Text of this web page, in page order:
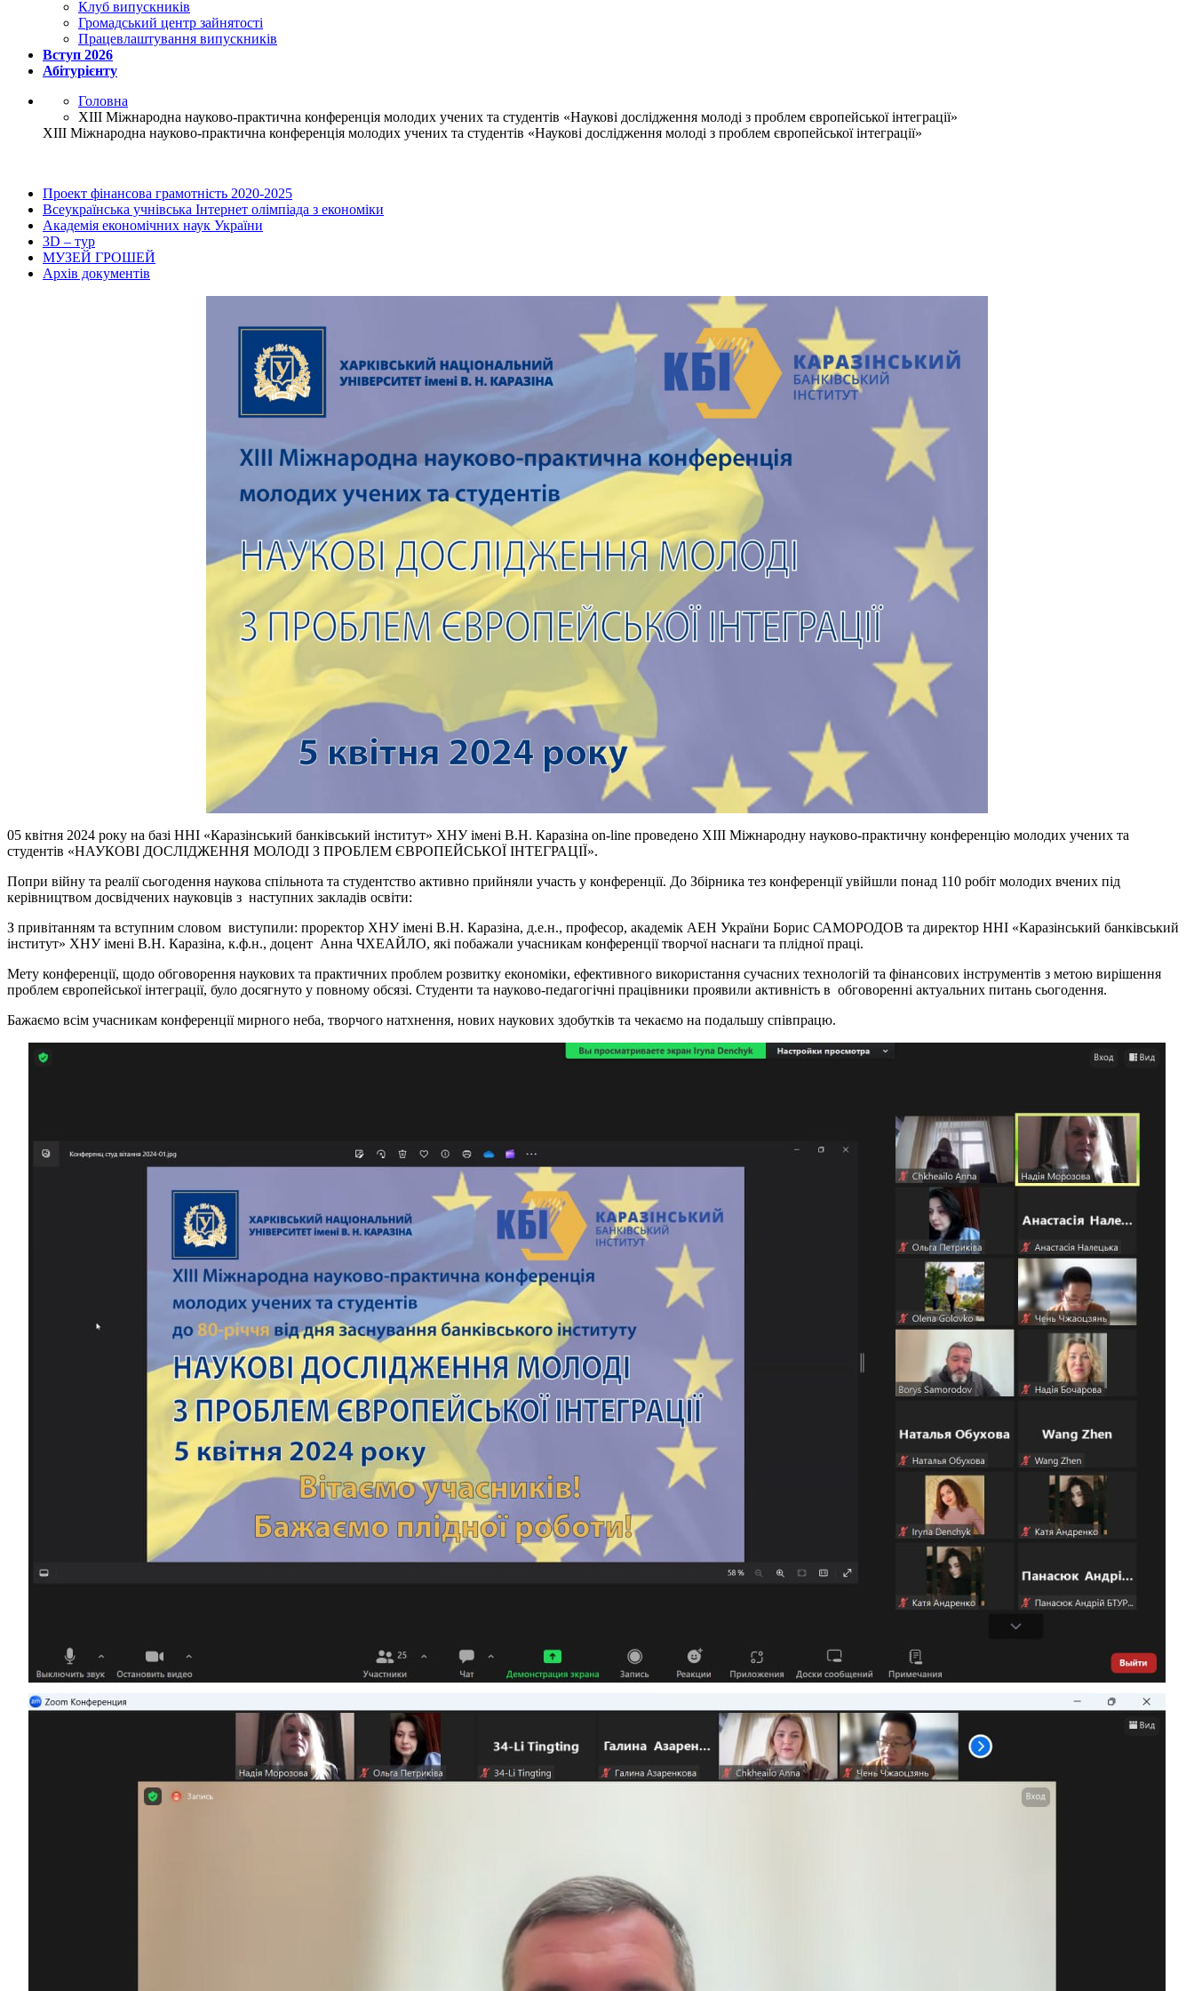
Клуб випускників
Громадський центр зайнятості
Працевлаштування випускників
Вступ 2026
Абітурієнту
Головна
ХІІІ Міжнародна науково-практична конференція молодих учених та студентів «Наукові дослідження молоді з проблем європейської інтеграції»
ХІІІ Міжнародна науково-практична конференція молодих учених та студентів «Наукові дослідження молоді з проблем європейської інтеграції»
Проект фінансова грамотність 2020-2025
Всеукраїнська учнівська Інтернет олімпіада з економіки
Академія економічних наук України
3D – тур
МУЗЕЙ ГРОШЕЙ
Архів документів
05 квітня 2024 року на базі ННІ «Каразінський банківський інститут» ХНУ імені В.Н. Каразіна on-line проведено ХІІІ Міжнародну науково-практичну конференцію молодих учених та
студентів «НАУКОВІ ДОСЛІДЖЕННЯ МОЛОДІ З ПРОБЛЕМ ЄВРОПЕЙСЬКОЇ ІНТЕГРАЦІЇ».
Попри війну та реалії сьогодення наукова спільнота та студентство активно прийняли участь у конференції. До Збірника тез конференції увійшли понад 110 робіт молодих вчених під
керівництвом досвідчених науковців з наступних закладів освіти:
З привітанням та вступним словом виступили: проректор ХНУ імені В.Н. Каразіна, д.е.н., професор, академік АЕН України Борис САМОРОДОВ та директор ННІ «Каразінський банківський
інститут» ХНУ імені В.Н. Каразіна, к.ф.н., доцент Анна ЧХЕАЙЛО, які побажали учасникам конференції творчої наснаги та плідної праці.
Мету конференції, щодо обговорення наукових та практичних проблем розвитку економіки, ефективного використання сучасних технологій та фінансових інструментів з метою вирішення
проблем європейської інтеграції, було досягнуто у повному обсязі. Студенти та науково-педагогічні працівники проявили активність в обговоренні актуальних питань сьогодення.
Бажаємо всім учасникам конференції мирного неба, творчого натхнення, нових наукових здобутків та чекаємо на подальшу співпрацю.